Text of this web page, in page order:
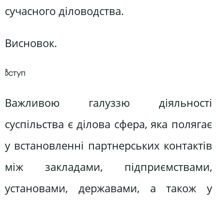
сучасного діловодства.
Висновок.
Вступ
Важливою галуззю діяльності
суспільства є ділова сфера, яка полягає
у встановленні партнерських контактів
між закладами, підприємствами,
установами, державами, а також у